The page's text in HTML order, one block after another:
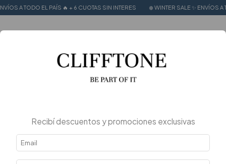
PAÍS 🔥 + 6 CUOTAS SIN INTERES ❄️ WINTER SALE ✨ ENVÍOS A TODO EL PAÍS
Recibí descuentos y promociones exclusivas